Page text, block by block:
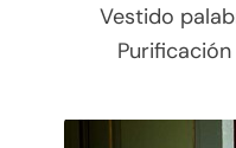
Vestido